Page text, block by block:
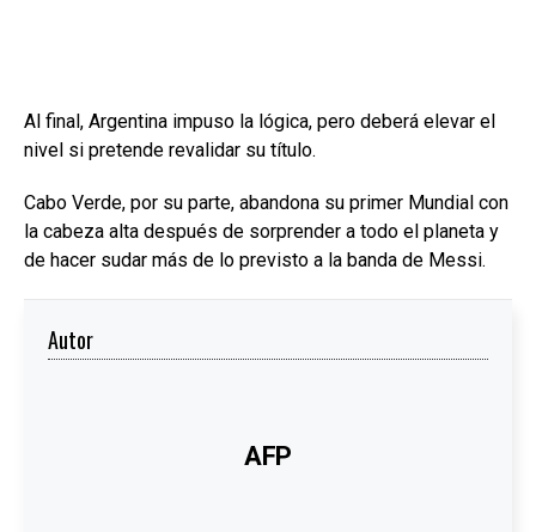
Al final, Argentina impuso la lógica, pero deberá elevar el
nivel si pretende revalidar su título.
Cabo Verde, por su parte, abandona su primer Mundial con
la cabeza alta después de sorprender a todo el planeta y
de hacer sudar más de lo previsto a la banda de Messi.
Autor
AFP